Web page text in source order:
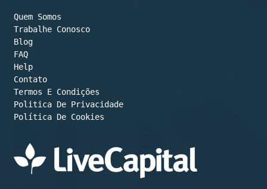
Quem Somos
Trabalhe Conosco
Blog
FAQ
Help
Contato
Termos E Condições
Política De Cookies